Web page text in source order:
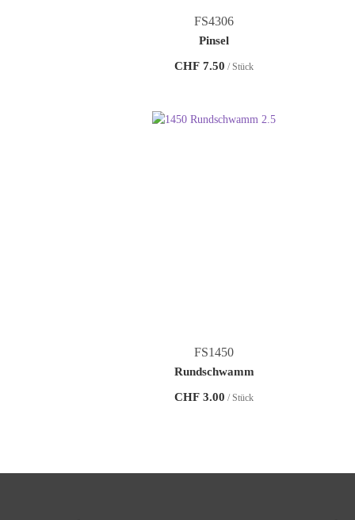
FS4306
Pinsel
CHF 7.50 / Stück
FS1450
Rundschwamm
CHF 3.00 / Stück